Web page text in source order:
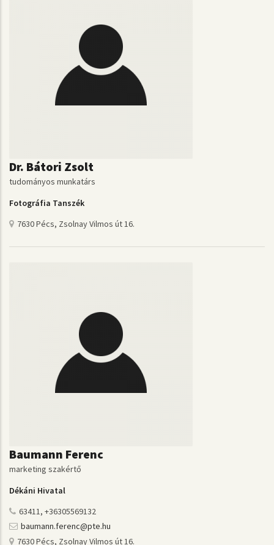
Dr. Bátori Zsolt
tudományos munkatárs
Fotográfia Tanszék
7630 Pécs, Zsolnay Vilmos út 16.
Baumann Ferenc
marketing szakértő
Dékáni Hivatal
63411, +36305569132
baumann.ferenc@pte.hu
7630 Pécs, Zsolnay Vilmos út 16.